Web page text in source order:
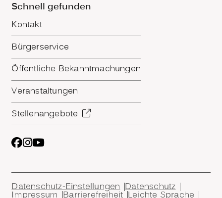
Schnell gefunden
Kontakt
Bürgerservice
Öffentliche Bekanntmachungen
Veranstaltungen
Stellenangebote
Datenschutz-Einstellungen Datenschutz
Impressum Barrierefreiheit Leichte Sprache